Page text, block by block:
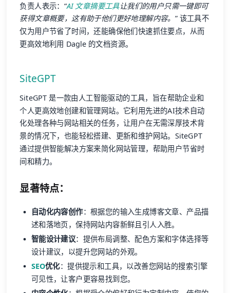
负责人表示：“AI 文章摘要工具让我们的用户只需一键即可
获得文章概要，这有助于他们更好地理解内容。 ” 该工具不
仅为用户节省了时间，还能确保他们快速抓住要点，从而
更高效地利用 Dagle 的文档资源。
SiteGPT
SiteGPT 是一款由人工智能驱动的工具，旨在帮助企业和
个人更高效地创建和管理网站。它利用先进的AI技术自动
化处理各种与网站相关的任务，让用户在无需深厚技术背
景的情况下，也能轻松搭建、更新和维护网站。SiteGPT
通过提供智能解决方案来简化网站管理，帮助用户节省时
间和精力。
显著特点：
自动化内容创作：根据您的输入生成博客文章、产品描
述和落地页，保持网站内容新鲜且引人入胜。
智能设计建议：提供布局调整、配色方案和字体选择等
设计建议，以提升您网站的外观。
SEO优化：提供提示和工具，以改善您网站的搜索引擎
可见性，让客户更容易找到您。